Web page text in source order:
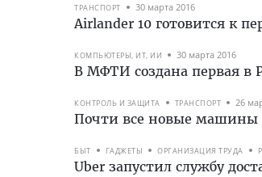
ТРАНСПОРТ 30 марта 2016
Airlander 10 готовится к
КОМПЬЮТЕРЫ, ИТ, ИИ 30 марта 2016
В МФТИ создана первая в
КОНТРОЛЬ И ЗАЩИТА ТРАНСПОРТ 26
Почти все новые машины
БЫТ ГАДЖЕТЫ ОРГАНИЗАЦИЯ ТРУДА
Uber запустил службу